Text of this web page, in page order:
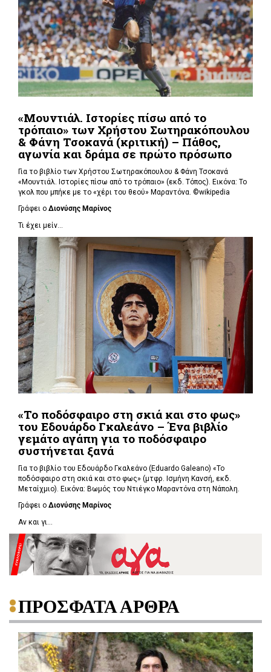
«Μουντιάλ. Ιστορίες πίσω από το
τρόπαιο» των Χρήστου Σωτηρακόπουλου
& Φάνη Τσοκανά (κριτική) – Πάθος,
αγωνία και δράμα σε πρώτο πρόσωπο
Για το βιβλίο των Χρήστου Σωτηρακόπουλου & Φάνη Τσοκανά
«Μουντιάλ. Ιστορίες πίσω από το τρόπαιο» (εκδ. Τόπος). Εικόνα: Το
γκολ που μπήκε με το «χέρι του θεού» Μαραντόνα. ©wikipedia
Γράφει ο Διονύσης Μαρίνος
Τι έχει μείν...
«Το ποδόσφαιρο στη σκιά και στο φως»
του Εδουάρδο Γκαλεάνο – Ένα βιβλίο
γεμάτο αγάπη για το ποδόσφαιρο
συστήνεται ξανά
Για το βιβλίο του Εδουάρδο Γκαλεάνο (Eduardo Galeano) «Το
ποδόσφαιρο στη σκιά και στο φως» (μτφρ. Ισμήνη Κανσή, εκδ.
Μεταίχμιο). Εικόνα: Βωμός του Ντιέγκο Μαραντόνα στη Νάπολη.
Γράφει ο Διονύσης Μαρίνος
Αν και γι...
ΠΡΟΣΦΑΤΑ ΑΡΘΡΑ